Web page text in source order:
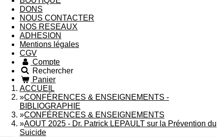
DONS
NOUS CONTACTER
NOS RESEAUX
ADHESION
Mentions légales
CGV
Compte
Rechercher
Panier
ACCUEIL
»CONFÉRENCES & ENSEIGNEMENTS -
BIBLIOGRAPHIE
»CONFÉRENCES & ENSEIGNEMENTS
»AOUT 2025 - Dr. Patrick LEPAULT sur la Prévention du
Suicide